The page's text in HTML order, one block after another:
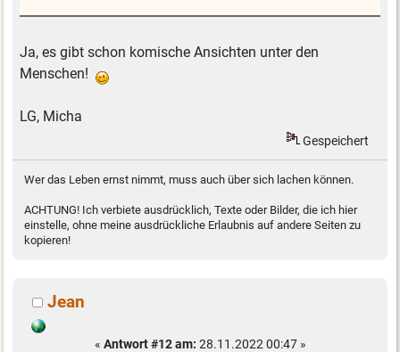
Ja, es gibt schon komische Ansichten unter den
Menschen!
LG, Micha
Gespeichert
Wer das Leben ernst nimmt, muss auch über sich lachen können.
ACHTUNG! Ich verbiete ausdrücklich, Texte oder Bilder, die ich hier
einstelle, ohne meine ausdrückliche Erlaubnis auf andere Seiten zu
kopieren!
Jean
« Antwort #12 am: 28.11.2022 00:47 »